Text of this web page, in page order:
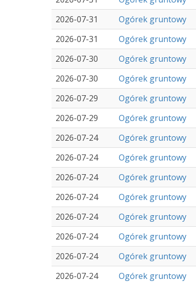
2026-07-31
Ogórek gruntowy
2026-07-31
Ogórek gruntowy
2026-07-30
Ogórek gruntowy
2026-07-30
Ogórek gruntowy
2026-07-29
Ogórek gruntowy
2026-07-29
Ogórek gruntowy
2026-07-24
Ogórek gruntowy
2026-07-24
Ogórek gruntowy
2026-07-24
Ogórek gruntowy
2026-07-24
Ogórek gruntowy
2026-07-24
Ogórek gruntowy
2026-07-24
Ogórek gruntowy
2026-07-24
Ogórek gruntowy
2026-07-24
Ogórek gruntowy